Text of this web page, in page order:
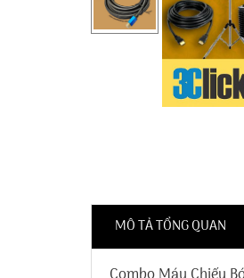
MÔ TẢ TỔNG QUAN